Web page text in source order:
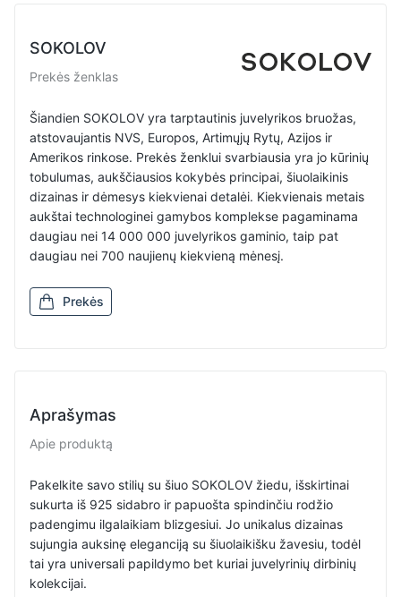
SOKOLOV
Prekės ženklas
Šiandien SOKOLOV yra tarptautinis juvelyrikos bruožas,
atstovaujantis NVS, Europos, Artimųjų Rytų, Azijos ir
Amerikos rinkose. Prekės ženklui svarbiausia yra jo kūrinių
tobulumas, aukščiausios kokybės principai, šiuolaikinis
dizainas ir dėmesys kiekvienai detalėi. Kiekvienais metais
aukštai technologinei gamybos komplekse pagaminama
daugiau nei 14 000 000 juvelyrikos gaminio, taip pat
daugiau nei 700 naujienų kiekvieną mėnesį.
Prekės
Aprašymas
Apie produktą
Pakelkite savo stilių su šiuo SOKOLOV žiedu, išskirtinai
sukurta iš 925 sidabro ir papuošta spindinčiu rodžio
padengimu ilgalaikiam blizgesiui. Jo unikalus dizainas
sujungia auksinę eleganciją su šiuolaikišku žavesiu, todėl
tai yra universali papildymo bet kuriai juvelyrinių dirbinių
kolekcijai.